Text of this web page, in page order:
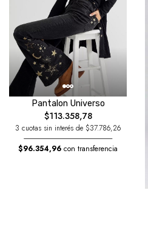
Pantalon Universo
$113.358,78
3 cuotas sin interés de $37.786,26
$96.354,96 con transferencia